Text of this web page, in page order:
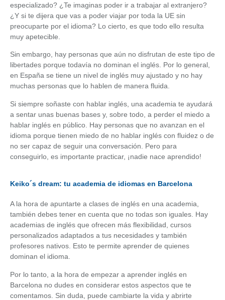
especializado? ¿Te imaginas poder ir a trabajar al extranjero?
¿Y si te dijera que vas a poder viajar por toda la UE sin
preocuparte por el idioma? Lo cierto, es que todo ello resulta
muy apetecible.
Sin embargo, hay personas que aún no disfrutan de este tipo de
libertades porque todavía no dominan el inglés. Por lo general,
en España se tiene un nivel de inglés muy ajustado y no hay
muchas personas que lo hablen de manera fluida.
Si siempre soñaste con hablar inglés, una academia te ayudará
a sentar unas buenas bases y, sobre todo, a perder el miedo a
hablar inglés en público. Hay personas que no avanzan en el
idioma porque tienen miedo de no hablar inglés con fluidez o de
no ser capaz de seguir una conversación. Pero para
conseguirlo, es importante practicar, ¡nadie nace aprendido!
Keiko´s dream: tu academia de idiomas en Barcelona
A la hora de apuntarte a clases de inglés en una academia,
también debes tener en cuenta que no todas son iguales. Hay
academias de inglés que ofrecen más flexibilidad, cursos
personalizados adaptados a tus necesidades y también
profesores nativos. Esto te permite aprender de quienes
dominan el idioma.
Por lo tanto, a la hora de empezar a aprender inglés en
Barcelona no dudes en considerar estos aspectos que te
comentamos. Sin duda, puede cambiarte la vida y abrirte